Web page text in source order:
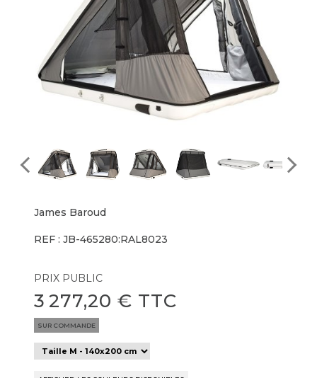
James Baroud
REF : JB-465280:RAL8023
PRIX PUBLIC
3 277,20 € TTC
SUR COMMANDE